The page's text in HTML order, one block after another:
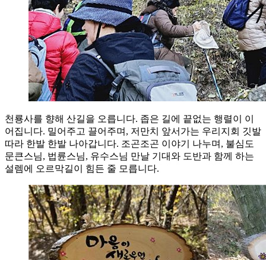
천룡사를 향해 산길을 오릅니다. 좁은 길에 끝없는 행렬이 이
어집니다. 밀어주고 끌어주며, 저만치 앞서가는 우리지회 깃발
따라 한발 한발 나아갑니다. 조곤조곤 이야기 나누며, 불심도
문큰스님, 법륜스님, 유수스님 만날 기대와 도반과 함께 하는
설렘에 오르막길이 힘든 줄 모릅니다.